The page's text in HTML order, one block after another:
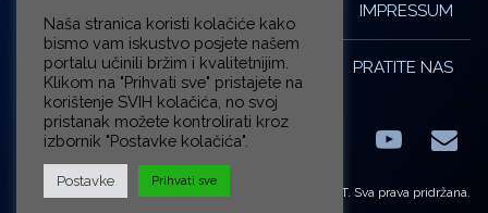
IMPRESSUM
PRATITE NAS
FacebookLinkedIn E-
© ZG-KULT. Sva prava pridržana.
Naša stranica koristi kolačiće kako
bismo vam iskustvo posjete našem
portalu učinili bržim i kvalitetnijim.
Klikom na "Prihvati sve" pristajete na
korištenje SVIH kolačića, no svoj
pristanak možete kontrolirati kroz
izbornik "Postavke kolačića".
Postavke Prihvati sve